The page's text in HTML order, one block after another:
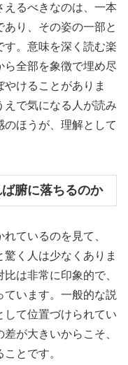
えるべきなのは、一本
り、その姿の一部と
す。意味を深く読む楽
ら全部を象徴で埋め尽
けることがありま
で気になる人が読み
のほうが、理解として
腑に落ちるのか
ているのを見て、
驚く人は少なくありま
は非常に印象的で、
います。一般的な説
して位置づけられてい
が大きいからこそ、
とです。